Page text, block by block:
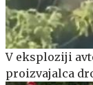
V eksploziji
proizvajalca